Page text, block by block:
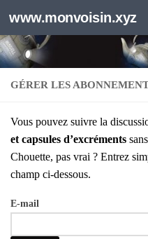
Au dessous du contenu
www.monvoisin.xyz
GÉRER LES
Vous pou­vez suivre la
et cap­sules d’ex­cré­ments
Chouette, pas vrai ? Entrez
champ ci-des­sous.
E‑mail